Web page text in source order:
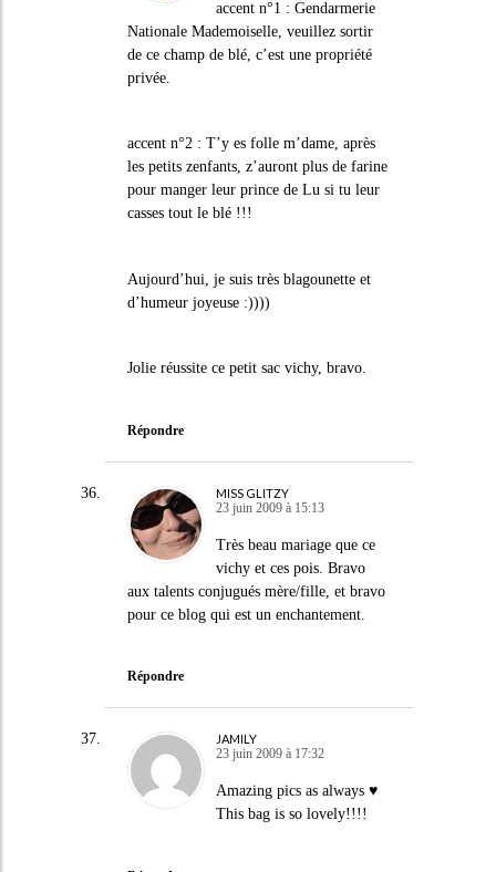
accent n°1 : Gendarmerie
Nationale Mademoiselle, veuillez sortir
de ce champ de blé, c’est une propriété
privée.
accent n°2 : T’y es folle m’dame, après
les petits zenfants, z’auront plus de farine
pour manger leur prince de Lu si tu leur
casses tout le blé !!!
Aujourd’hui, je suis très blagounette et
d’humeur joyeuse :))))
Jolie réussite ce petit sac vichy, bravo.
Répondre
MISS GLITZY
23 juin 2009 à 15:13
Très beau mariage que ce
vichy et ces pois. Bravo
aux talents conjugués mère/fille, et bravo
pour ce blog qui est un enchantement.
Répondre
JAMILY
23 juin 2009 à 17:32
Amazing pics as always ♥
This bag is so lovely!!!!